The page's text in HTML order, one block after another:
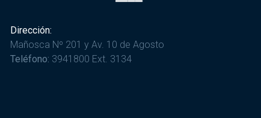
Dirección:
Mañosca Nº 201 y Av. 10 de Agosto
Teléfono: 3941800 Ext. 3134